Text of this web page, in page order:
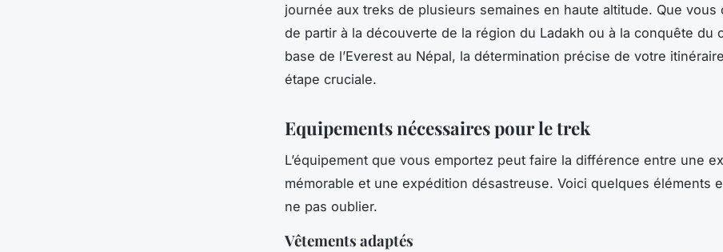
journée aux treks de plusieurs semaines en haute altitude. Que vous
de partir à la découverte de la région du Ladakh ou à la conquête du
base de l’Everest au Népal, la détermination précise de votre
étape cruciale.
Equipements nécessaires pour le trek
L’équipement que vous emportez peut faire la différence entre une
mémorable et une expédition désastreuse. Voici quelques éléments
ne pas oublier.
Vêtements adaptés